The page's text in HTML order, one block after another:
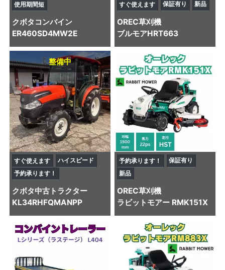
使用期間短
クボタ コンバイン
ER460SD4MW2E
すぐ使えます 保証有り 新品
OREC草刈機
ブルモアHRT663
整備中
すぐ使えます
ハイスピード
予約承ります！
クボタ中古トラクター
KL34RHFQMANPP
予約承ります！
保証有り
新品
OREC草刈機
ラビットモアー RMK151X